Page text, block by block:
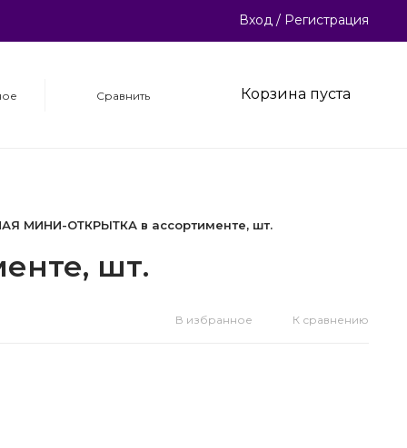
Вход / Регистрация
Сравнить Корзина пуста
МИНИ-ОТКРЫТКА в ассортименте, шт.
шт.
В избранное К сравнению